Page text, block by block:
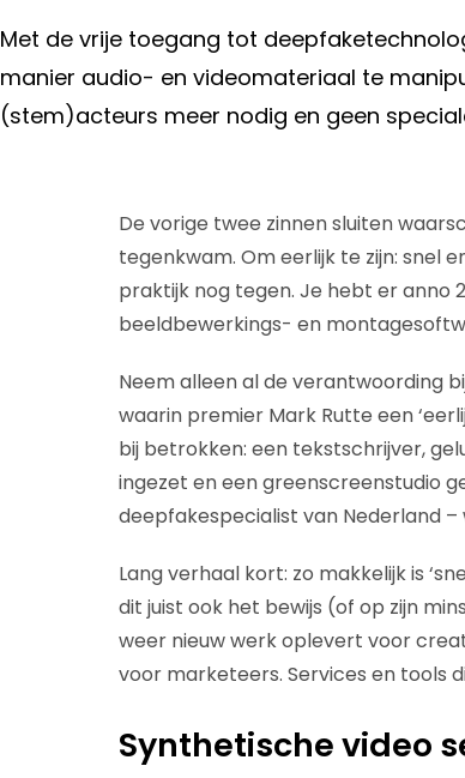
Met de vrije toegang tot
manier audio- en videomateriaal te
(stem)acteurs meer nodig en geen
De vorige twee zinnen sluiten
tegenkwam. Om eerlijk te zijn: snel
praktijk nog tegen. Je hebt er anno
beeldbewerkings- en
Neem alleen al de verantwoording
waarin premier Mark Rutte een
bij betrokken: een tekstschrijver,
ingezet en een greenscreenstudio
deepfakespecialist van Nederland
Lang verhaal kort: zo makkelijk is
dit juist ook het bewijs (of op zijn
weer nieuw werk oplevert voor
voor marketeers. Services en tools
Synthetische video